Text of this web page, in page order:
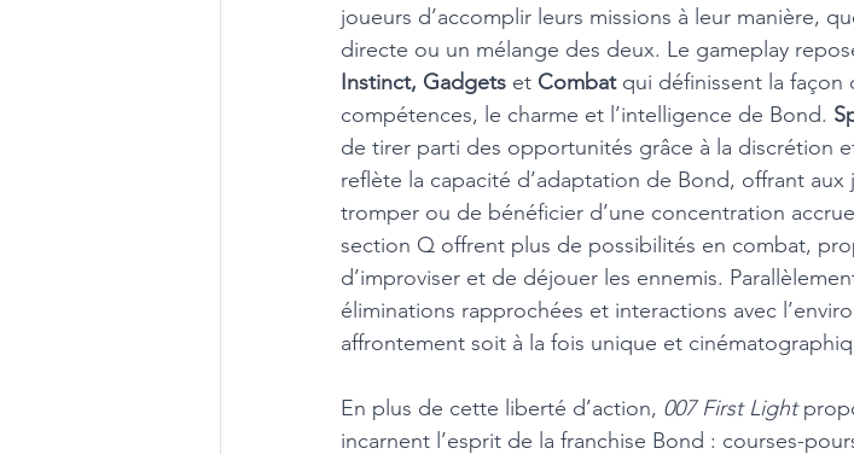
joueurs d’accomplir leurs missions à leur manière,
directe ou un mélange des deux. Le gameplay
Instinct, Gadgets et Combat qui définissent la façon
compétences, le charme et l’intelligence de Bond.
de tirer parti des opportunités grâce à la discrétion
reflète la capacité d’adaptation de Bond, offrant
tromper ou de bénéficier d’une concentration
section Q offrent plus de possibilités en combat,
d’improviser et de déjouer les ennemis.
éliminations rapprochées et interactions avec
affrontement soit à la fois unique et
En plus de cette liberté d’action, 007 First Light
incarnent l’esprit de la franchise Bond : courses-